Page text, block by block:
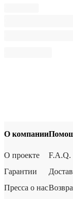
О компании
О проекте
Гарантии
Пресса о нас
F.A.Q.